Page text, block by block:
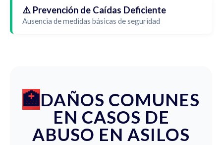
⚠️ Prevención de Caídas Deficiente
Ausencia de medidas básicas de seguridad
DAÑOS COMUNES
EN CASOS DE
ABUSO EN ASILOS